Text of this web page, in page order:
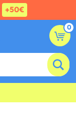
+50€
0